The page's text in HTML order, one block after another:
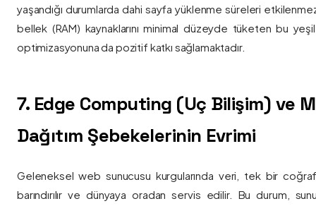
yaşandığı durumlarda dahi sayfa yüklenme süreleri
bellek (RAM) kaynaklarını minimal düzeyde tüketen bu yeşil
optimizasyonuna da pozitif katkı sağlamaktadır.
7. Edge Computing (Uç Bilişim) ve
Dağıtım Şebekelerinin Evrimi
Geleneksel web sunucusu kurgularında veri, tek bir
barındırılır ve dünyaya oradan servis edilir. Bu durum,